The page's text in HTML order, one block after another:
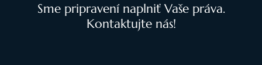
Sme pripravení naplniť Vaše práva.
Kontaktujte nás!